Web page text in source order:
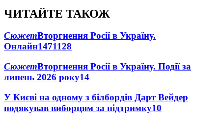
ЧИТАЙТЕ ТАКОЖ
СюжетВторгнення Росії в Україну.
Онлайн1471128
СюжетВторгнення Росії в Україну. Події за
липень 2026 року14
У Києві на одному з білбордів Дарт Вейдер
подякував виборцям за підтримку10